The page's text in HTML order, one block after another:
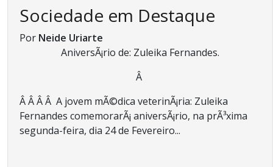
Sociedade em Destaque
Por Neide Uriarte
AniversÃ¡rio de: Zuleika Fernandes.
Â
Â Â Â Â A jovem mÃ©dica veterinÃ¡ria: Zuleika
Fernandes comemorarÃ¡ aniversÃ¡rio, na prÃ³xima
segunda-feira, dia 24 de Fevereiro...